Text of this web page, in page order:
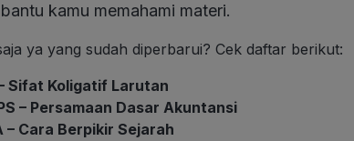
kamu memahami materi.
ya yang sudah diperbarui? Cek daftar berikut:
Sifat Koligatif Larutan
– Persamaan Dasar Akuntansi
– Cara Berpikir Sejarah